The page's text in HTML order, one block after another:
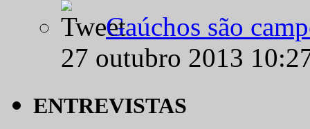
Gaúchos são
27 outubro 2013
ENTREVISTAS